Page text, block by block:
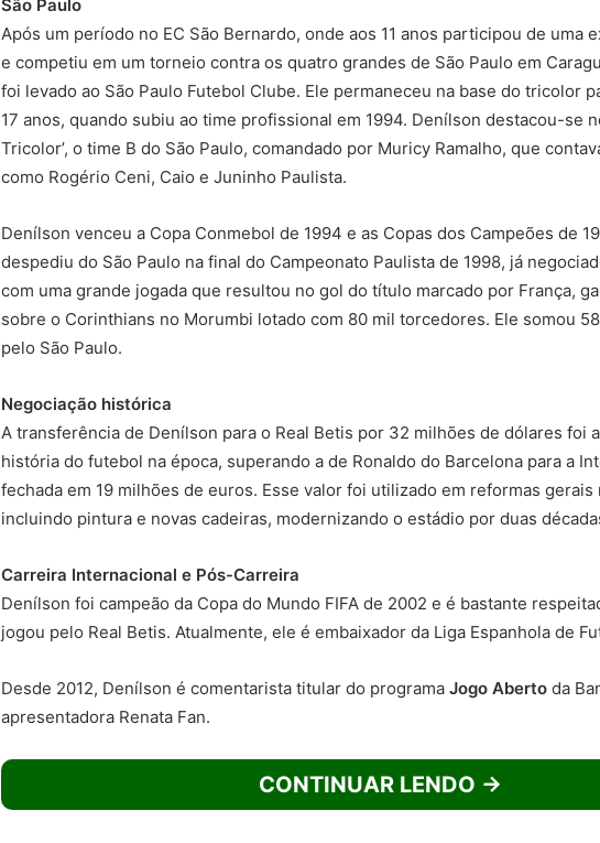
São Paulo
Após um período no EC São Bernardo, onde aos 11 anos participou de uma
e competiu em um torneio contra os quatro grandes de São Paulo em
foi levado ao São Paulo Futebol Clube. Ele permaneceu na base do tricolor
17 anos, quando subiu ao time profissional em 1994. Denílson destacou-se
Tricolor’, o time B do São Paulo, comandado por Muricy Ramalho, que
como Rogério Ceni, Caio e Juninho Paulista.
Denílson venceu a Copa Conmebol de 1994 e as Copas dos Campeões de
despediu do São Paulo na final do Campeonato Paulista de 1998, já
com uma grande jogada que resultou no gol do título marcado por França,
sobre o Corinthians no Morumbi lotado com 80 mil torcedores. Ele somou
pelo São Paulo.
Negociação histórica
A transferência de Denílson para o Real Betis por 32 milhões de dólares foi
história do futebol na época, superando a de Ronaldo do Barcelona para a
fechada em 19 milhões de euros. Esse valor foi utilizado em reformas gerais
incluindo pintura e novas cadeiras, modernizando o estádio por duas
Carreira Internacional e Pós-Carreira
Denílson foi campeão da Copa do Mundo FIFA de 2002 e é bastante
jogou pelo Real Betis. Atualmente, ele é embaixador da Liga Espanhola de
Desde 2012, Denílson é comentarista titular do programa Jogo Aberto da
apresentadora Renata Fan.
CONTINUAR LENDO →